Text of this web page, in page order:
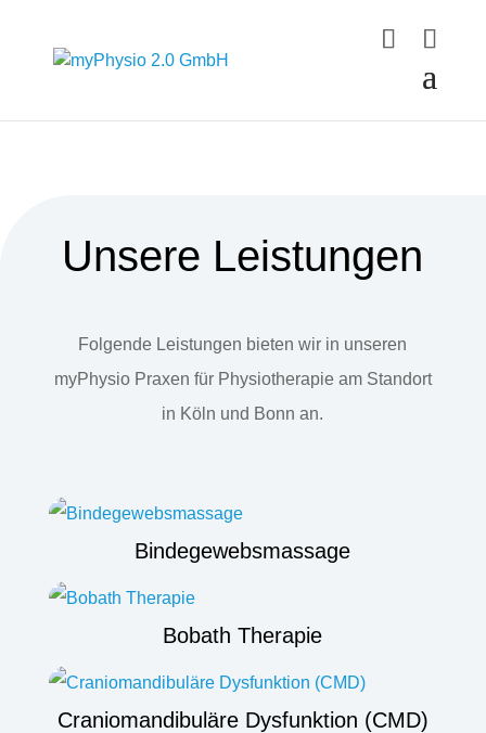
Unsere Leistungen
Folgende Leistungen bieten wir in unseren
myPhysio Praxen für Physiotherapie am Standort
in Köln und Bonn an.
Bindegewebsmassage
Bobath Therapie
Craniomandibuläre Dysfunktion (CMD)